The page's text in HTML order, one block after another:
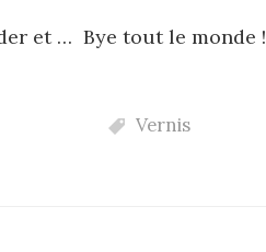
et … Bye tout le monde !
Vernis